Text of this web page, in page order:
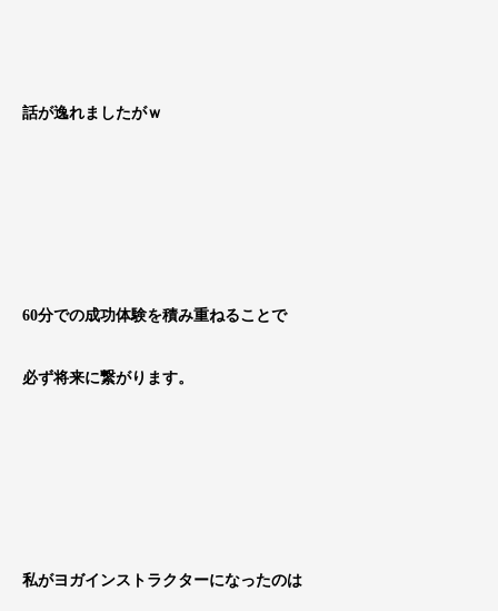
話が逸れましたがｗ
60分での成功体験を積み重ねることで
必ず将来に繋がります。
私がヨガインストラクターになったのは